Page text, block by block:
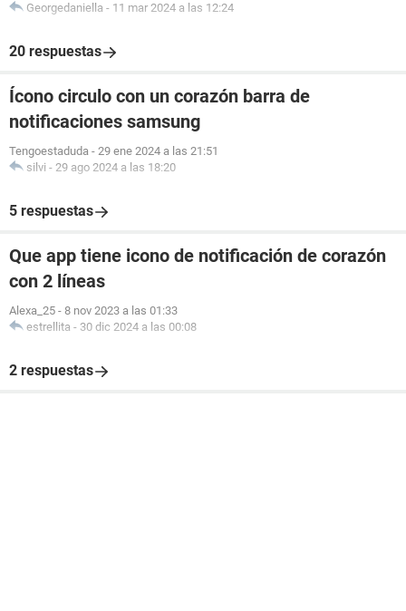
Georgedaniella - 11 mar 2024 a las 12:24
20 respuestas
Ícono circulo con un corazón barra de
notificaciones samsung
Tengoestaduda - 29 ene 2024 a las 21:51
silvi - 29 ago 2024 a las 18:20
5 respuestas
Que app tiene icono de notificación de corazón
con 2 líneas
Alexa_25 - 8 nov 2023 a las 01:33
estrellita - 30 dic 2024 a las 00:08
2 respuestas